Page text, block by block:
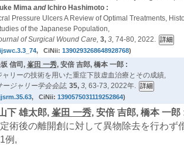
Mimaand Ichiro Hashimoto :
Pressure Ulcers A Review of Optimal Treatments,
of the Japanese Population,
of Surgical Wound Care, 3, 3, 74-80, 2022.
, CiNii: 1390293268648928768)
信司, 峯田 一秀, 安倍 吉郎, 橋本 一郎 :
ャリーの技術を用いた重症下肢虚血治療とその成績,
ージャリー学会会誌, 35, 3, 63-73, 2022年.
, CiNii: 1390575031119252864)
下 雄太郎, 峯田 一秀, 安倍 吉郎, 橋本 一郎
術後の離開創に対して異物除去を行わず
例,